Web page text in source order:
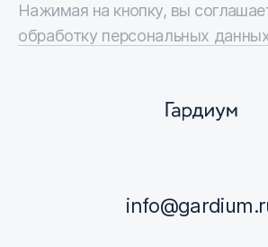
Нажимая на кнопку, вы
обработку персональных